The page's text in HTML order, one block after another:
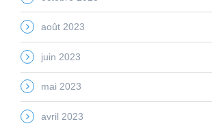
août 2023
juin 2023
mai 2023
avril 2023